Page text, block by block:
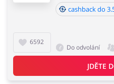
6592
cashback do
Do odvolání
JDĚTE